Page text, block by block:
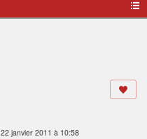
janvier 2011 à 10:58